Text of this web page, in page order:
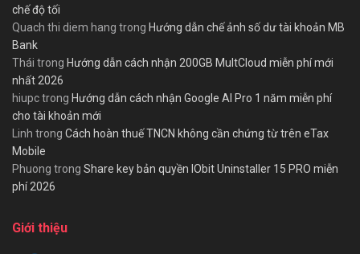
chế độ tối
Quach thi diem hang trong Hướng dẫn chế ảnh số dư tài khoản MB
Bank
Thái trong Hướng dẫn cách nhận 200GB MultCloud miễn phí mới
nhất 2026
hiupctrong Hướng dẫn cách nhận Google AI Pro 1 năm miễn phí
cho tài khoản mới
Linh trong Cách hoàn thuế TNCN không cần chứng từ trên eTax
Mobile
Phuong trong Share key bản quyền IObit Uninstaller 15 PRO miễn
phí 2026
Giới thiệu